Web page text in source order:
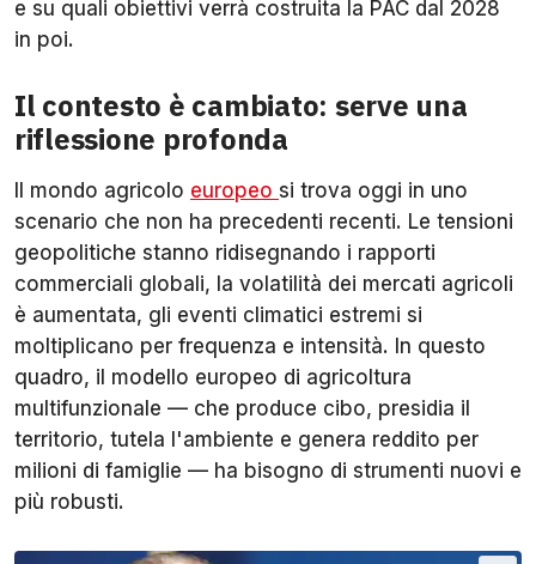
e su quali obiettivi verrà costruita la PAC dal 2028
in poi.
Il contesto è cambiato: serve una
riflessione profonda
Il mondo agricolo europeo si trova oggi in uno
scenario che non ha precedenti recenti. Le tensioni
geopolitiche stanno ridisegnando i rapporti
commerciali globali, la volatilità dei mercati agricoli
è aumentata, gli eventi climatici estremi si
moltiplicano per frequenza e intensità. In questo
quadro, il modello europeo di agricoltura
multifunzionale — che produce cibo, presidia il
territorio, tutela l'ambiente e genera reddito per
milioni di famiglie — ha bisogno di strumenti nuovi e
più robusti.